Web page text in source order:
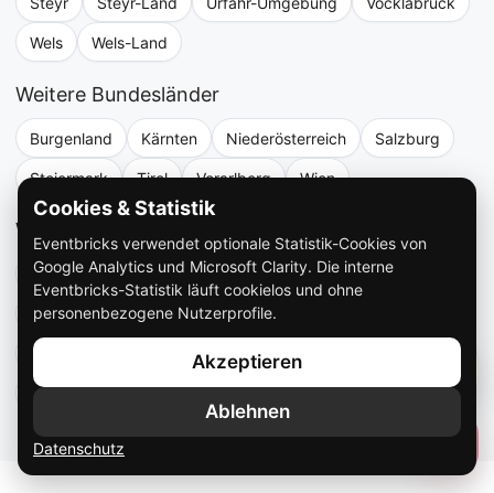
Wels Wels-Land
Weitere Bundesländer
Burgenland Kärnten Niederösterreich Salzburg
Steiermark Tirol Vorarlberg Wien
Weitere Veranstaltungen
Hochzeitsband Firmenfeier Weihnachtsfeier
Geburtstagsmusik Vereinsfest
Zeltfest & Oktoberfest Ball Stadtfest
DJs
Cookies & Statistik
Eventbricks verwendet optionale Statistik-Cookies von
Google Analytics und Microsoft Clarity. Die interne
Eventbricks-Statistik läuft cookielos und ohne
personenbezogene Nutzerprofile.
Akzeptieren
Ablehnen
Datenschutz